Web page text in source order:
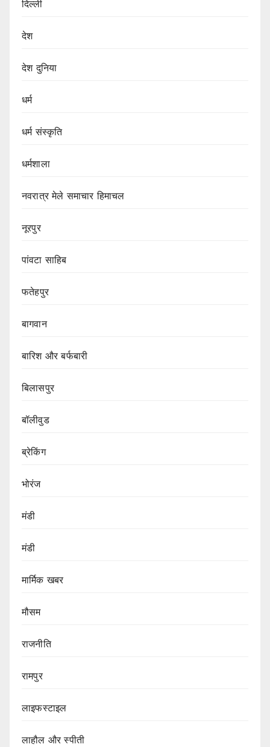
दिल्ली
देश
देश दुनिया
धर्म
धर्म संस्कृति
धर्मशाला
नवरात्र मेले समाचार हिमाचल
नूरपुर
पांवटा साहिब
फतेहपुर
बागवान
बारिश और बर्फबारी
बिलासपुर
बॉलीवुड
ब्रेकिंग
भोरंज
मंडी
मंडी
मार्मिक खबर
मौसम
राजनीति
रामपुर
लाइफस्टाइल
लाहौल और स्पीती